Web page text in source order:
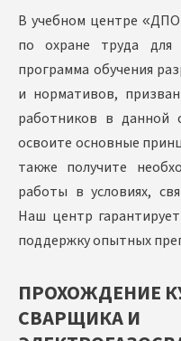
В учебном центре «ДПО
по охране труда для
программа обучения
и нормативов,
работников в данной
освоите основные
также получите
работы в условиях,
Наш центр
поддержку опытных
ПРОХОЖДЕНИЕ
СВАРЩИКА И